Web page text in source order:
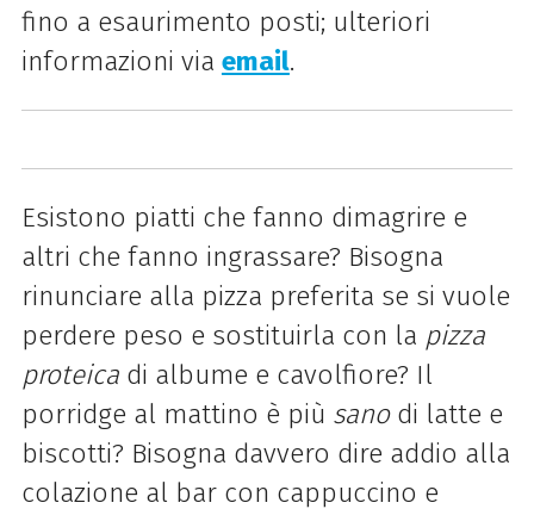
fino a esaurimento posti; ulteriori
informazioni via email.
Esistono piatti che fanno dimagrire e
altri che fanno ingrassare? Bisogna
rinunciare alla pizza preferita se si vuole
perdere peso e sostituirla con la pizza
proteicadi albume e cavolfiore? Il
porridge al mattino è più sanodi latte e
biscotti? Bisogna davvero dire addio alla
colazione al bar con cappuccino e